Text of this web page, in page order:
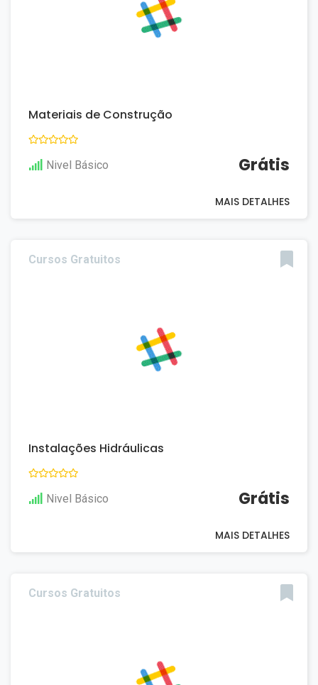
Materiais de Construção
Nivel Básico Grátis
MAIS DETALHES
Cursos Gratuitos
Instalações Hidráulicas
Nivel Básico Grátis
MAIS DETALHES
Cursos Gratuitos